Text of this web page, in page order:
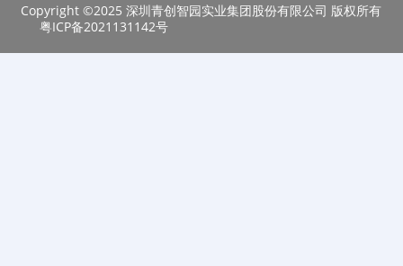
Copyright ©2025 深圳青创智园实业集团股份有限公司 版权所有
粤ICP备2021131142号